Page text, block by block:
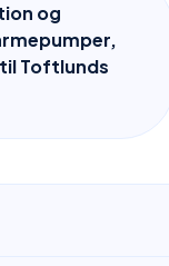
og
Toftlunds